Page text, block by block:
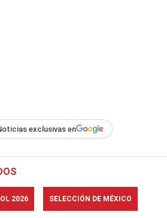
exclusivas en
2026 SELECCIÓN DE MÉXICO